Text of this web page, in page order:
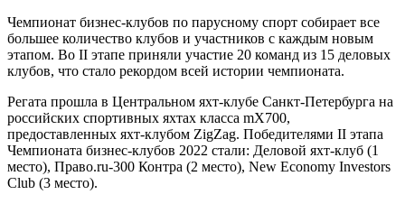
Чемпионат бизнес-клубов по парусному спорт собирает все
большее количество клубов и участников с каждым новым
этапом. Во II этапе приняли участие 20 команд из 15 деловых
клубов, что стало рекордом всей истории чемпионата.
Регата прошла в Центральном яхт-клубе Санкт-Петербурга на
российских спортивных яхтах класса mX700,
предоставленных яхт-клубом ZigZag. Победителями II этапа
Чемпионата бизнес-клубов 2022 стали: Деловой яхт-клуб (1
место), Право.ru-300 Контра (2 место), New Economy Investors
Club (3 место).